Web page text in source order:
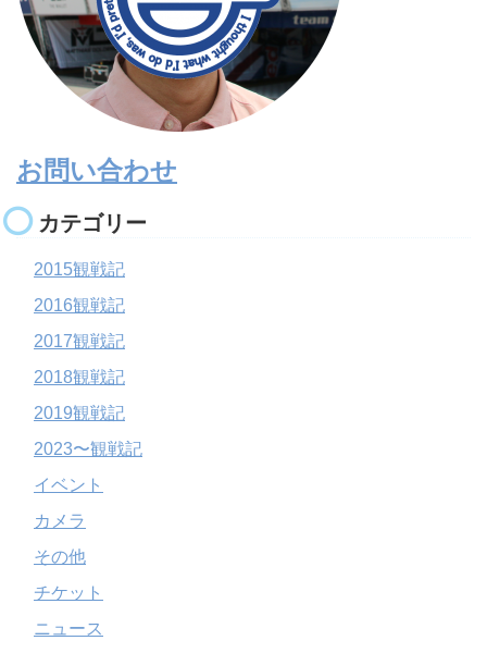
お問い合わせ
カテゴリー
2015観戦記
2016観戦記
2017観戦記
2018観戦記
2019観戦記
2023〜観戦記
イベント
カメラ
その他
チケット
ニュース